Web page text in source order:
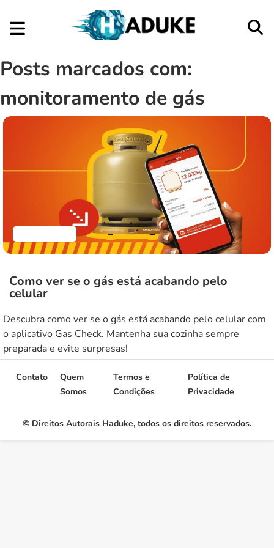
Posts marcados com:
monitoramento de gás
Como ver se o gás está acabando pelo
celular
Descubra como ver se o gás está acabando pelo celular com
o aplicativo Gas Check. Mantenha sua cozinha sempre
preparada e evite surpresas!
© Direitos Autorais Haduke, todos os direitos reservados.
Contato
Quem
Somos
Termos e
Condições
Política de
Privacidade